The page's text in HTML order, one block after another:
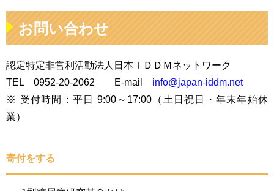
お問い合わせ
認定特定非営利活動法人日本ＩＤＤＭネットワーク
TEL 0952-20-2062 E-mail info@japan-iddm.net
※ 受付時間：平日 9:00～17:00（土日祝日・年末年始休
業）
寄付をする